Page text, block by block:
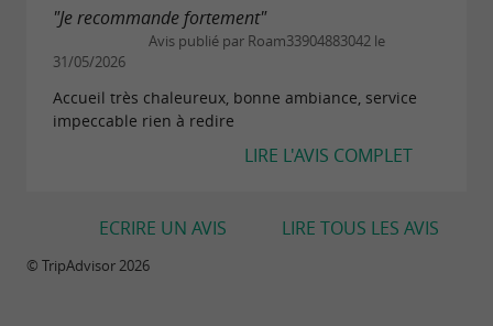
"Je recommande fortement"
Avis publié par Roam33904883042 le
31/05/2026
Accueil très chaleureux, bonne ambiance, service
impeccable rien à redire
LIRE L'AVIS COMPLET
LIRE TOUS LES AVIS
ECRIRE UN AVIS
© TripAdvisor 2026